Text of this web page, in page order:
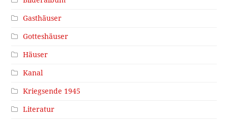
Gasthäuser
Gotteshäuser
Häuser
Kanal
Kriegsende 1945
Literatur